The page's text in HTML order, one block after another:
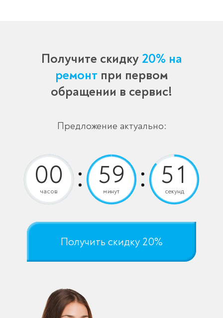
Получите скидку 20% на
ремонт при первом
обращении в сервис!
Предложение актуально:
часов минут секунд
Получить скидку 20%